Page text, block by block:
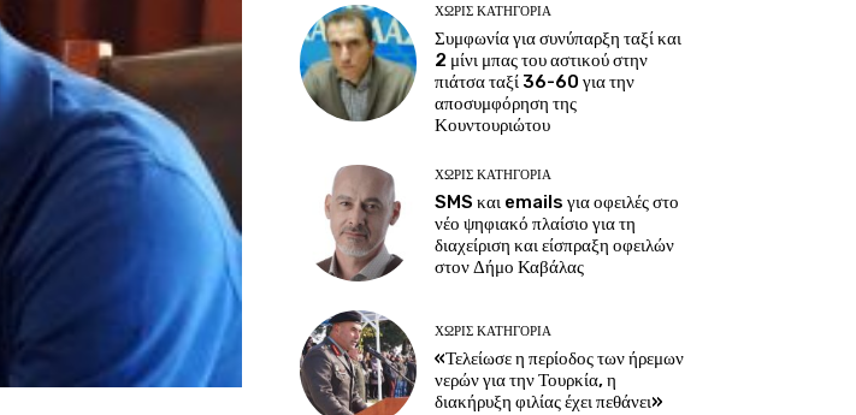
ΧΩΡΊΣ ΚΑΤΗΓΟΡΊΑ
Συμφωνία για συνύπαρξη ταξί και
2 μίνι μπας του αστικού στην
πιάτσα ταξί 36-60 για την
αποσυμφόρηση της
Κουντουριώτου
ΧΩΡΊΣ ΚΑΤΗΓΟΡΊΑ
SMS και emails για οφειλές στο
νέο ψηφιακό πλαίσιο για τη
διαχείριση και είσπραξη οφειλών
στον Δήμο Καβάλας
ΧΩΡΊΣ ΚΑΤΗΓΟΡΊΑ
«Τελείωσε η περίοδος των ήρεμων
νερών για την Τουρκία, η
διακήρυξη φιλίας έχει πεθάνει»